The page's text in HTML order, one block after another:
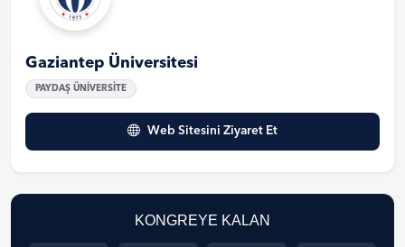
Gaziantep Üniversitesi
PAYDAŞ ÜNİVERSİTE
Web Sitesini Ziyaret Et
KONGREYE KALAN